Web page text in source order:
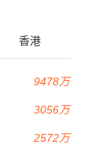
香港
9478万
3056万
2572万